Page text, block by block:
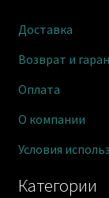
Категории
Доставка
Возврат и
Оплата
О компании
Условия